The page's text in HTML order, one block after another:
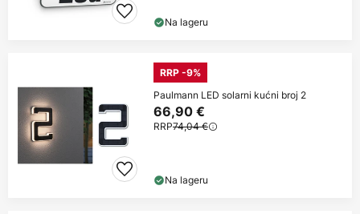
Na lageru
RRP -9%
Paulmann LED solarni kućni broj 2
66,90 €
RRP74,04 €
Na lageru